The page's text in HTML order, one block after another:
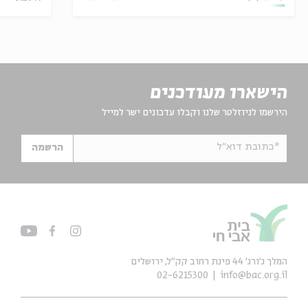
הישארו מעודכנים
הירשמו לניוזלטר שלנו וקבלו עדכונים ישר למייל
*כתובת דוא"ל הרשמה
המלך ג'ורג' 44 פינת רחוב קק״ל, ירושלים
info@bac.org.il
02-6215300